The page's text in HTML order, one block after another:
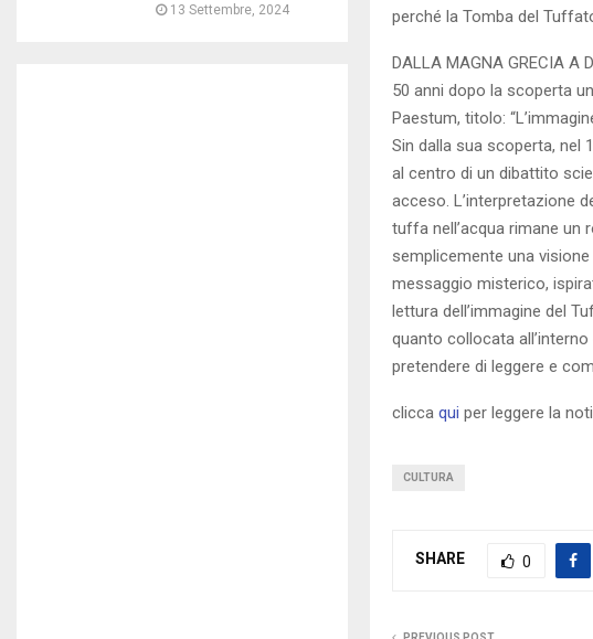
perché la Tomba del
DALLA MAGNA GRECIA A
50 anni dopo la scoperta
Paestum, titolo:
Sin dalla sua scoperta, nel
al centro di un dibattito
acceso. L’interpretazione
tuffa nell’acqua rimane un
semplicemente una
messaggio misterico,
lettura dell’immagine del
quanto collocata
pretendere di leggere e
clicca qui per leggere la
CULTURA
SHARE 0
13 Settembre, 2024